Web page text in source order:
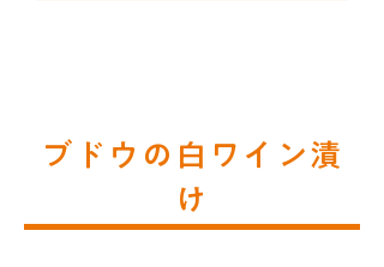
ブドウの白ワイン漬
け